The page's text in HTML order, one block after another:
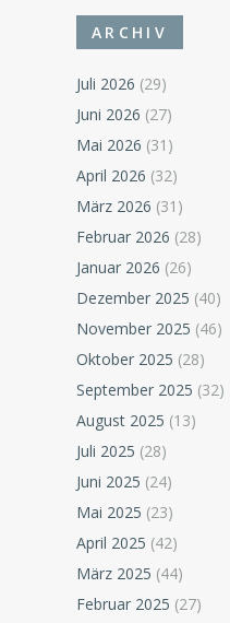
ARCHIV
Juli 2026 (29)
Juni 2026 (27)
Mai 2026 (31)
April 2026 (32)
März 2026 (31)
Februar 2026 (28)
Januar 2026 (26)
Dezember 2025 (40)
November 2025 (46)
Oktober 2025 (28)
September 2025 (32)
August 2025 (13)
Juli 2025 (28)
Juni 2025 (24)
Mai 2025 (23)
April 2025 (42)
März 2025 (44)
Februar 2025 (27)